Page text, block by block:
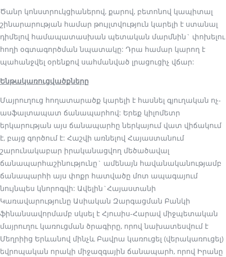
Ծանր կոնստրուկցիաներով, քարով, բետոնով կապիտալ
շինարարության համար թույլտվություն կարելի է ստանալ
դիմելով համապատասխան պետական մարմնին` փոխելու
հողի օգտագործման նպատակը: Դրա համար կարող է
պահանջվել օրենքով սահմանված լրացուցիչ վճար:
Ենթակառուցվածքները
Մայրուղուց հողատարածք կարելի է հասնել գյուղական ոչ-
ասֆալտապատ ճանապարհով: Երեք կիլոմետր
երկարության այս ճանապարհը ներկայում վատ վիճակում
է, բայց գործում է: Հաշվի առնելով Հայաստանում
շարունակաբար իրականացվող մեծածավալ
ճանապարհաշինությունը` ամենայն հավանականությամբ
ճանապարհի այս փոքր հատվածը մոտ ապագայում
նույնպես կնորոգվի: Ավելին`Հայաստանի
Կառավարությունը Ասիական Զարգացման Բանկի
ֆինանսավորմամբ սկսել է Հյուսիս-Հարավ միջպետական
մայրուղու կառուցման ծրագիրը, որով նախատեսվում է
Մեղրիից Երևանով մինչև Բավրա կառուցել (վերակառուցել)
եվրոպական որակի միջազգային ճանապարհ, որով Իրանը